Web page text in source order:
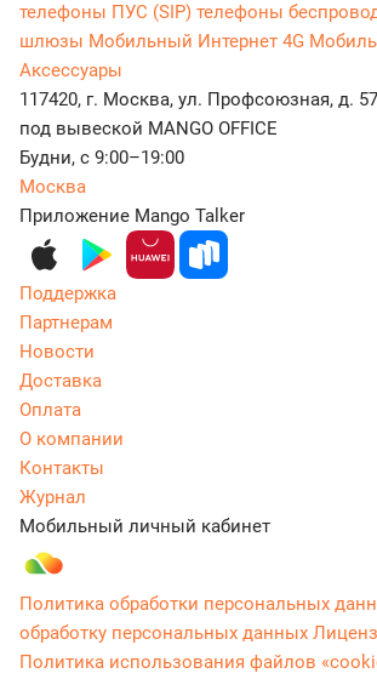
телефоны ПУС (SIP) телефоны
шлюзы Мобильный Интернет 4G
Аксессуары
117420, г. Москва, ул. Профсоюзная, д.
под вывеской MANGO OFFICE
Будни, с 9:00–19:00
Москва
Приложение Mango Talker
Поддержка
Партнерам
Новости
Доставка
Оплата
О компании
Контакты
Журнал
Мобильный личный кабинет
Политика обработки персональных
обработку персональных данных
Политика использования файлов